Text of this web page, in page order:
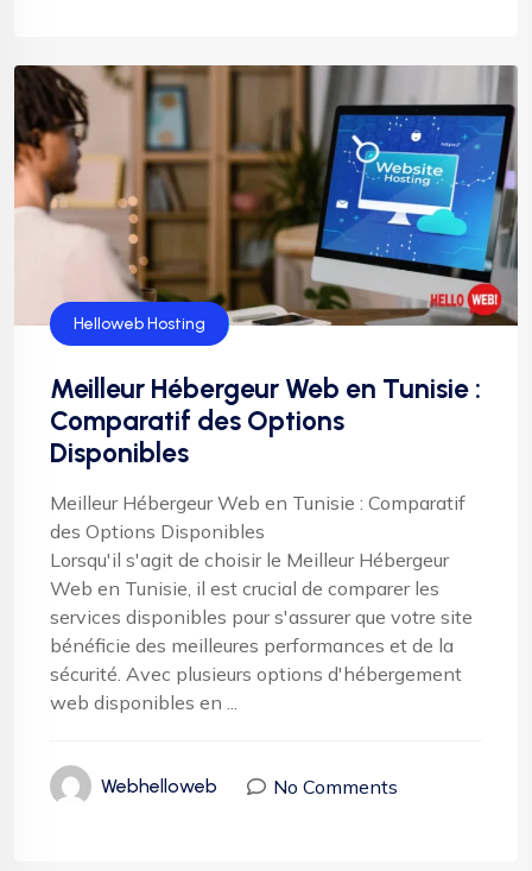
Helloweb Hosting
Meilleur Hébergeur Web en Tunisie :
Comparatif des Options
Disponibles
Meilleur Hébergeur Web en Tunisie : Comparatif
des Options Disponibles
Lorsqu'il s'agit de choisir le Meilleur Hébergeur
Web en Tunisie, il est crucial de comparer les
services disponibles pour s'assurer que votre site
bénéficie des meilleures performances et de la
sécurité. Avec plusieurs options d'hébergement
web disponibles en ...
Webhelloweb No Comments